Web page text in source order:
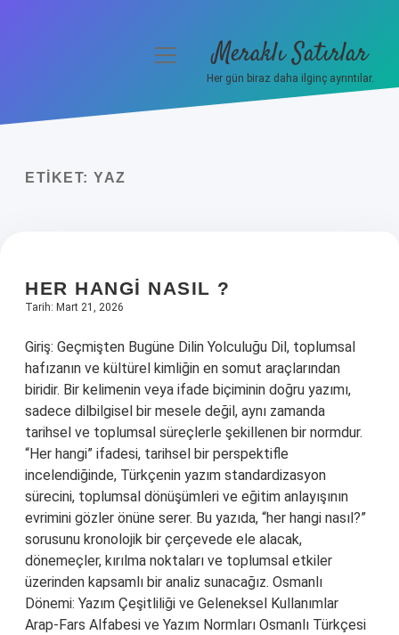
menüyü
Meraklı Satırlar
Her gün biraz daha ilginç ayrıntılar.
ETIKET: YAZ
HER HANGI NASIL ?
Tarih: Mart 21, 2026
Giriş: Geçmişten Bugüne Dilin Yolculuğu Dil, toplumsal
hafızanın ve kültürel kimliğin en somut araçlarından
biridir. Bir kelimenin veya ifade biçiminin doğru yazımı,
sadece dilbilgisel bir mesele değil, aynı zamanda
tarihsel ve toplumsal süreçlerle şekillenen bir normdur.
“Her hangi” ifadesi, tarihsel bir perspektifle
incelendiğinde, Türkçenin yazım standardizasyon
sürecini, toplumsal dönüşümleri ve eğitim anlayışının
evrimini gözler önüne serer. Bu yazıda, “her hangi nasıl?”
sorusunu kronolojik bir çerçevede ele alacak,
dönemeçler, kırılma noktaları ve toplumsal etkiler
üzerinden kapsamlı bir analiz sunacağız. Osmanlı
Dönemi: Yazım Çeşitliliği ve Geleneksel Kullanımlar
Arap-Fars Alfabesi ve Yazım Normları Osmanlı Türkçesi